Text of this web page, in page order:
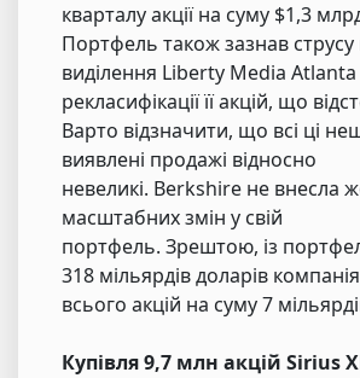
кварталу акції на суму $1,3
Портфель також зазнав струсу
виділення Liberty Media Atlanta
рекласифікації її акцій, що
Варто відзначити, що всі ці
виявлені продажі відносно
невеликі. Berkshire не внесла
масштабних змін у свій
портфель. Зрештою, із
318 мільярдів доларів
всього акцій на суму 7
Купівля 9,7 млн ​​акцій Sirius